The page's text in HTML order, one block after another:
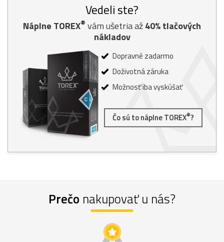
Vedeli ste?
Náplne TOREX® vám ušetria až40% tlačových
nákladov
Dopravné zadarmo
Doživotná záruka
Možnosť iba vyskúšať
Čo sú to náplne TOREX®?
Prečo nakupovať u nás?